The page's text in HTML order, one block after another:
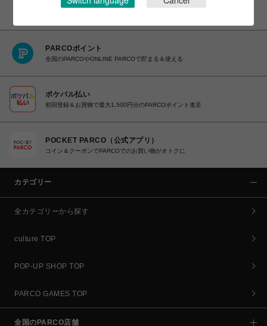
PARCOポイント
全国のPARCOやONLINE PARCOで貯まる＆使える
ポケパル払い
初回登録＆お買物で最大1,500円分のPARCOポイント進呈
POCKET PARCO（公式アプリ）
コイン＆クーポンでPARCOでのお買い物がオトクに
カテゴリー
全カテゴリーから探す
culture TOP
POP-UP SHOP TOP
PARCO GAMES TOP
全国のPARCO店舗